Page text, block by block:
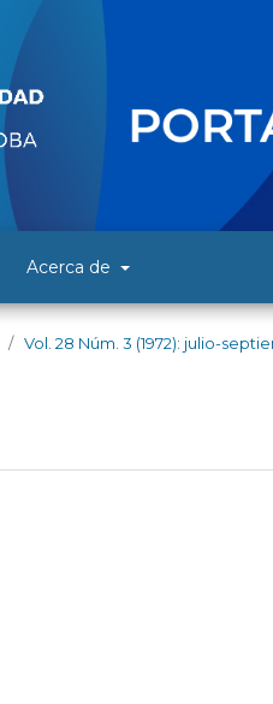
Acerca de
/ Vol. 28 Núm. 3 (1972): julio-